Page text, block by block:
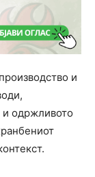
и
и одржливото